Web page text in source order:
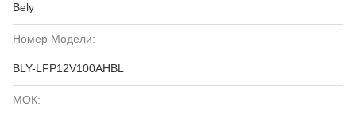
Bely
Номер Модели:
BLY-LFP12V100AHBL
МОК: